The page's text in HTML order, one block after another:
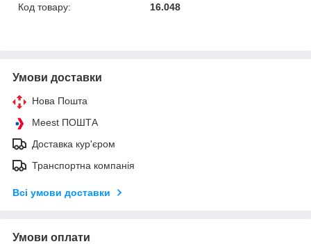
Код товару:
16.048
Умови доставки
Нова Пошта
Meest ПОШТА
Доставка кур'єром
Транспортна компанія
Всі умови доставки
Умови оплати